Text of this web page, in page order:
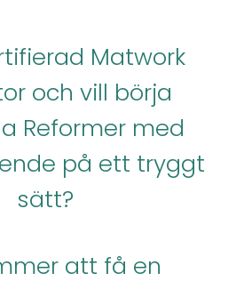
Matwork
och vill börja
Reformer med
på ett tryggt
sätt?
att få en